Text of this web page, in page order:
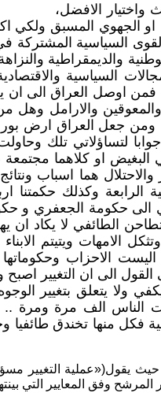
الافضل،
او الجهوي المسبق
السياسية المشتركة
والنزاهة
السياسية
اوصل العراق الى ان
والمعوقين والارامل
ومن جعل العراق ارض بور
لتساؤلاتي تلك
البغيض او كلاهما
هما اسباب
الرابعة وكذلك حكمتنا
الى حكومة الجعفري و
الطائفي لا يكاد ان
ويتيتم الابناء
الاحزاب
الى ان التغيير اصبح
يتعلق بتغيير الوجوه
الناس الف مرة ومرة ..
فكل منها تخندق
يقول(«عملية التغيير